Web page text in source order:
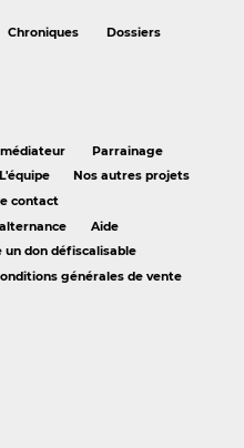
Chroniques
Dossiers
Parrainage
L'équipe
Nos autres projets
contact
Aide
un don défiscalisable
générales de vente